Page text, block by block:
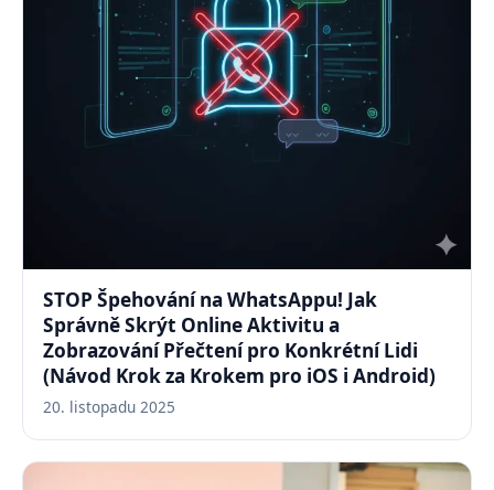
STOP Špehování na WhatsAppu! Jak
Správně Skrýt Online Aktivitu a
Zobrazování Přečtení pro Konkrétní Lidi
(Návod Krok za Krokem pro iOS i Android)
20. listopadu 2025